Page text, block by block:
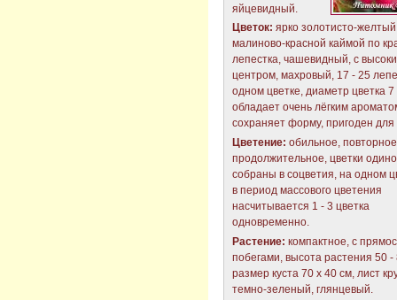
яйцевидный.
Цветок: ярко золотисто-желтый
малиново-красной каймой по
лепестка, чашевидный, с
центром, махровый, 17 - 25
одном цветке, диаметр цветка 7
обладает очень лёгким
сохраняет форму, пригоден для
Цветение: обильное,
продолжительное, цветки
собраны в соцветия, на одном
в период массового цветения
насчитывается 1 - 3 цветка
одновременно.
Растение: компактное, с
побегами, высота растения 50 -
размер куста 70 х 40 см, лист
темно-зеленый, глянцевый.